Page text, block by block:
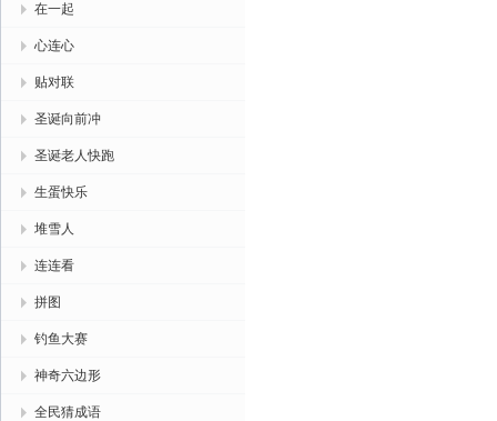
在一起
心连心
贴对联
圣诞向前冲
圣诞老人快跑
生蛋快乐
堆雪人
连连看
拼图
钓鱼大赛
神奇六边形
全民猜成语